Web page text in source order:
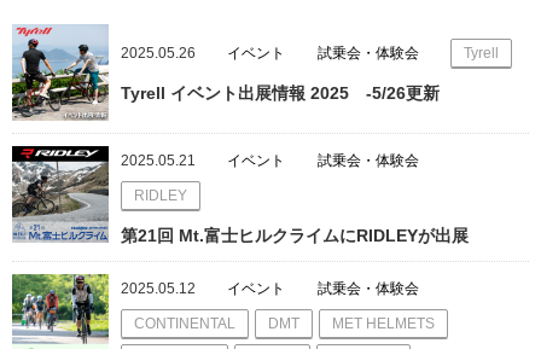
2025.05.26 イベント 試乗会・体験会 Tyrell
Tyrell イベント出展情報 2025 -5/26更新
2025.05.21 イベント 試乗会・体験会
RIDLEY
第21回 Mt.富士ヒルクライムにRIDLEYが出展
2025.05.12 イベント 試乗会・体験会
CONTINENTAL DMT MET HELMETS